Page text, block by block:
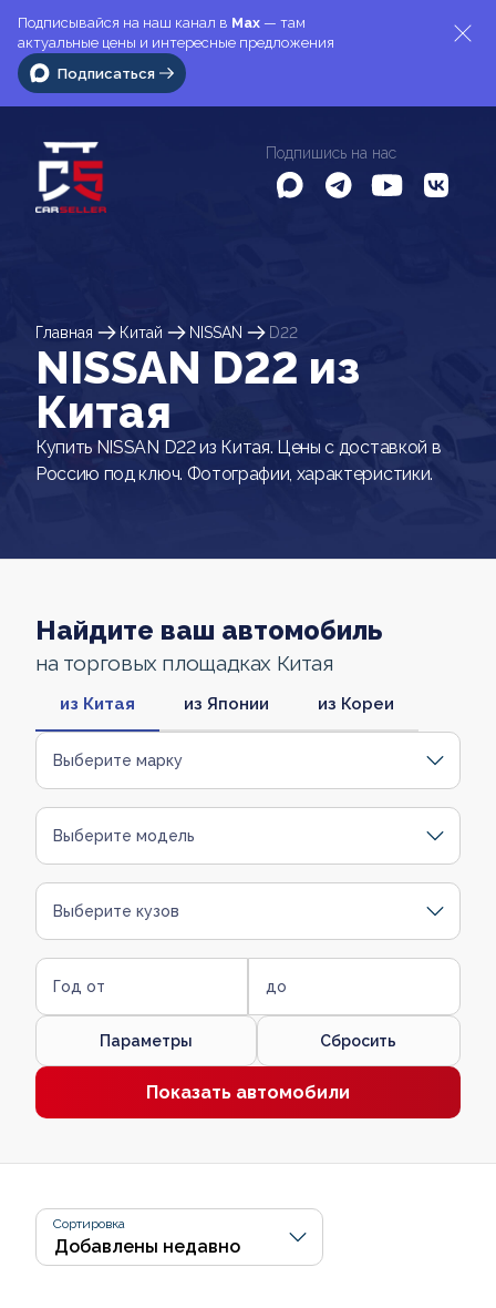
Подписывайся на наш канал в Max — там
актуальные цены и интересные предложения
Подписаться
Подпишись на нас
Главная Китай NISSAN D22
NISSAN D22 из
Китая
Купить NISSAN D22 из Китая. Цены с доставкой в
Россию под ключ. Фотографии, характеристики.
Найдите ваш автомобиль
на торговых площадках Китая
из Китая из Японии из Кореи
Выберите марку
Выберите модель
Выберите кузов
Год от до
Параметры Сбросить
Показать автомобили
Сортировка